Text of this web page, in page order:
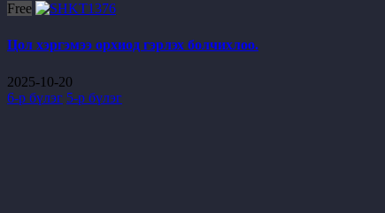
Free
Цол хэргэмээ орхиод гэрлэх болчихлоо.
2025-10-20
6-р бүлэг 5-р бүлэг